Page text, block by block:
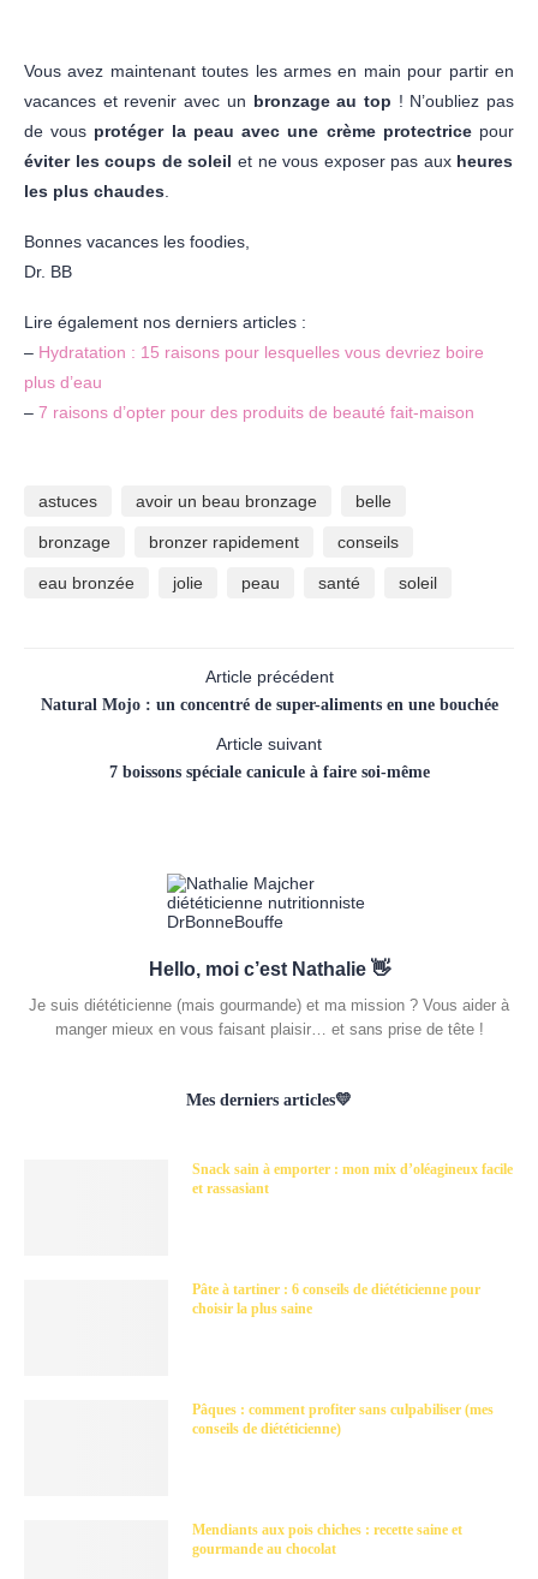
Vous avez maintenant toutes les armes en main pour partir en
vacances et revenir avec un bronzage au top ! N’oubliez pas
de vous protéger la peau avec une crème protectricepour
éviter les coups de soleil et ne vous exposer pas aux heures
les plus chaudes
Bonnes vacances les foodies,
Dr. BB
Lire également nos derniers articles :
– Hydratation : 15 raisons pour lesquelles vous devriez boire
plus d’eau
– 7 raisons d’opter pour des produits de beauté fait-maison
astuces avoir un beau bronzage belle
bronzage bronzer rapidement conseils
eau bronzée jolie peau santé soleil
Article précédent
Natural Mojo : un concentré de super-aliments en une bouchée
Article suivant
7 boissons spéciale canicule à faire soi-même
Hello, moi c’est Nathalie 👋
Je suis diététicienne (mais gourmande) et ma mission ? Vous aider à
manger mieux en vous faisant plaisir… et sans prise de tête !
Mes derniers articles💛
Snack sain à emporter : mon mix d’oléagineux facile
et rassasiant
Pâte à tartiner : 6 conseils de diététicienne pour
choisir la plus saine
Pâques : comment profiter sans culpabiliser (mes
conseils de diététicienne)
Mendiants aux pois chiches : recette saine et
gourmande au chocolat